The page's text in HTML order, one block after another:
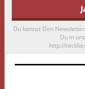
Du kannst Den
Du in
http://